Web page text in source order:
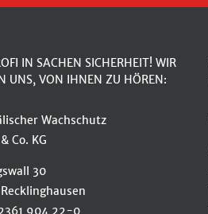
IN SACHEN SICHERHEIT! WIR
UNS, VON IHNEN ZU HÖREN:
Wachschutz
Co. KG
30
904 22-0